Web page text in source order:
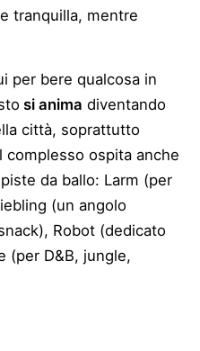
tranquilla, mentre
per bere qualcosa in
si anima diventando
città, soprattutto
ospita anche
da ballo: Larm (per
(un angolo
Robot (dedicato
(per D&B, jungle,